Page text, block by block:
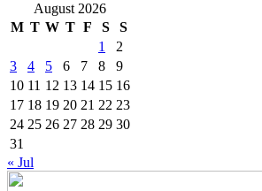
August 2026
M T W T F S
S
1
2
3
4 5 6 7 8
9
10 11 12 13 14 15 16
17 18 19 20 21 22 23
24 25 26 27 28 29 30
31
« Jul